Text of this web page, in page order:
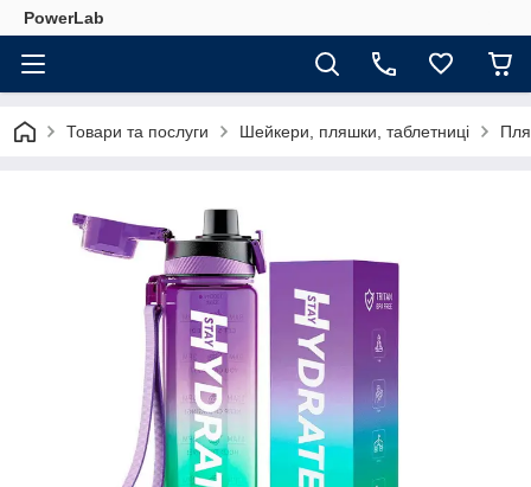
PowerLab
Товари та послуги Шейкери, пляшки, таблетниці